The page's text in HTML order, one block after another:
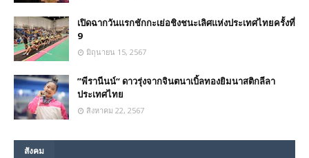
เปิดฉากวันแรกชักกะเย่อชิงชนะเลิศแห่งประเทศไทยครั้งที่
9
มิถุนายน 15, 2567
”พีรานีนน์“​ ดาวรุ่งจากจินตนาเบิ้ลทองยิมนาสติกลีลา
ประเทศไทย
สิงหาคม 22, 2567
สังคม